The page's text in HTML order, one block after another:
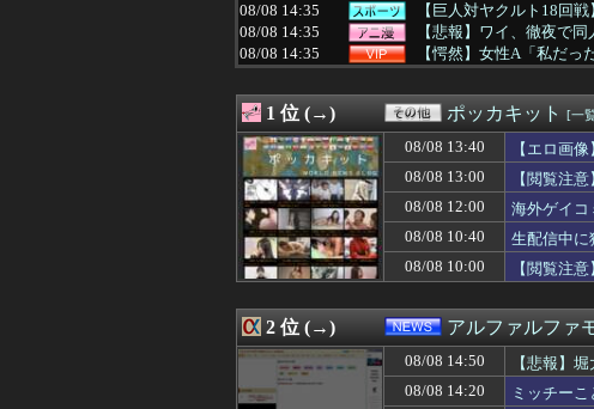
08/08 14:35
【巨人対ヤクルト18回
08/08 14:35
【悲報】ワイ、徹夜で
08/08 14:35
【愕然】女性A「私だ
08/08 14:35
【画像】 シャウエッセ
08/08 14:35
中居正広が熊本地震被災
08/08 14:34
プロレスラーのテーマ
08/08 14:33
【NBA】最も優れたセ
08/08 14:32
［社説］永住厳格化で
08/08 14:30
【サッカー】冨安健洋
08/08 14:29
【悲報】NGT48三村妃
08/08 14:29
俺「土日は鬼ごっこし
08/08 14:29
東京駅近くに「地下シ
08/08 14:28
【悲報】山田哲人さん、
08/08 14:25
【Horizon】MODEROID
08/08 14:25
【悲報】彼女にペニバン
08/08 14:24
日米のレアアース脱中
08/08 14:23
【朗報】高瀬くるみ、ハ
1 位 (→) ポッカキット [一
08/08 13:40
【エロ画
08/08 13:00
【閲覧注
08/08 12:00
海外ゲイコ
08/08 10:40
生配信中に
08/08 10:00
【閲覧注
2 位 (→) アルファルファ
08/08 14:50
【悲報】
08/08 14:20
ミッチー